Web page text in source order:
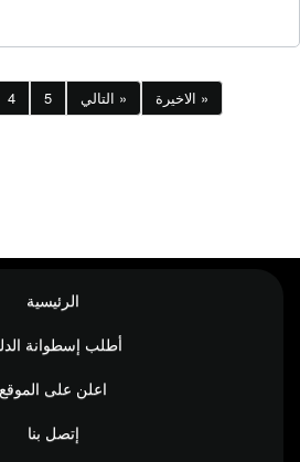
4 5 التالي » الاخيرة »
الرئيسية
أطلب إسطوانة
اعلن على الموقع
إتصل بنا